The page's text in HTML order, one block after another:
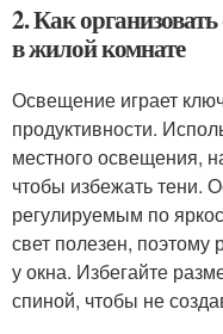
2. Как
в жилой комнате
Освещение играет
продуктивности.
местного освещения,
чтобы избежать тени.
регулируемым по
свет полезен, поэтому
у окна. Избегайте
спиной, чтобы не